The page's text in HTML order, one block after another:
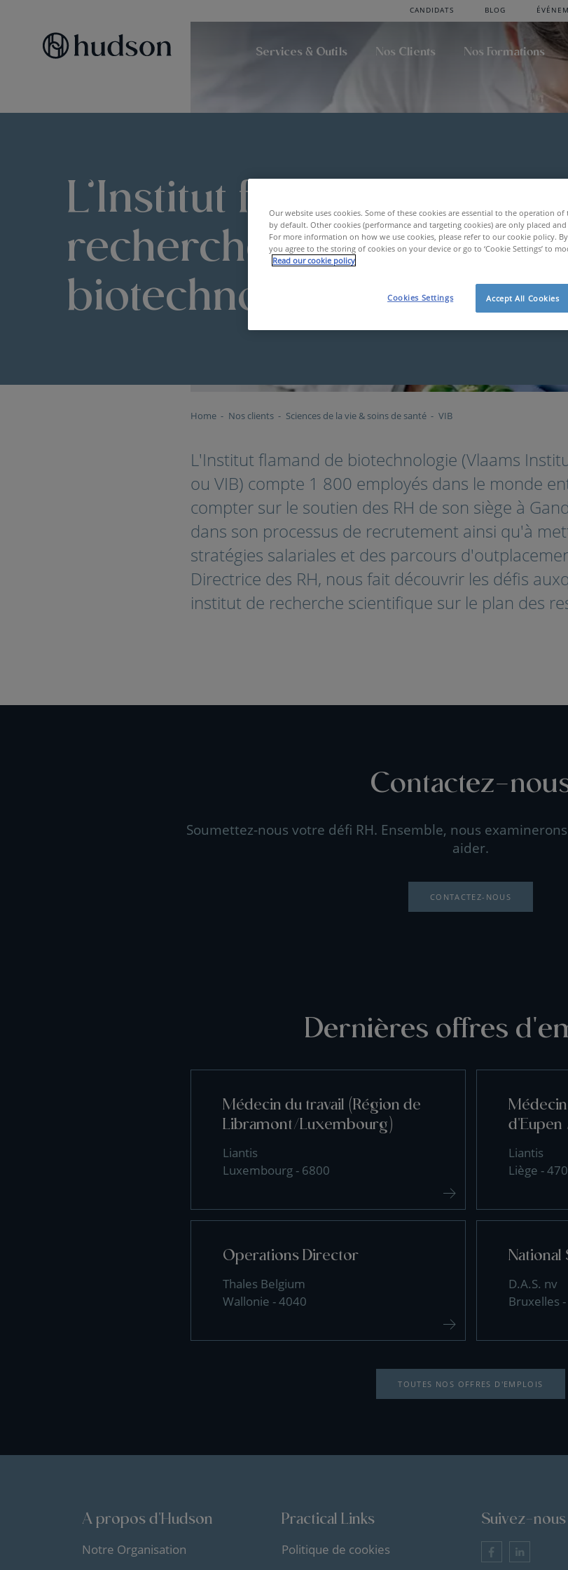
CANDIDATS BLOG
Services & Outils Nos Clients Nos Formations
L’Institut flamand de
recherche en
biotechnologie
Home Nos clients Sciences de la vie & soins de santé VIB
L'Institut flamand de biotechnologie (Vlaams
ou VIB) compte 1 800 employés dans le monde
compter sur le soutien des RH de son siège à
dans son processus de recrutement ainsi qu'à
stratégies salariales et des parcours
Directrice des RH, nous fait découvrir les défis
institut de recherche scientifique sur le plan des
Contactez-
Soumettez-nous votre défi RH. Ensemble, nous
aider.
CONTACTEZ-NOUS
Dernières offres
Médecin du travail (Région de
Libramont/Luxembourg)
Liantis
Luxembourg - 6800
d'Eupen
Liantis
Liège -
Operations Director
Thales Belgium
Wallonie - 4040
National
D.A.S. nv
Bruxelles
TOUTES NOS OFFRES D'EMPLOIS
A propos d'Hudson
Notre Organisation
Practical Links
Politique de cookies
Suivez-nous
Our website uses cookies. Some of these cookies are essential to the operation
by default. Other cookies (performance and targeting cookies) are only placed
For more information on how we use cookies, please refer to our cookie policy. By
you agree to the storing of cookies on your device or go to ‘Cookie Settings’ to
Read our cookie policy
Accept All Cookies
Cookies Settings